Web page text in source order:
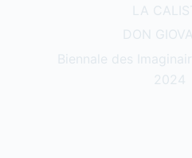
LA
DON
Biennale des
2024